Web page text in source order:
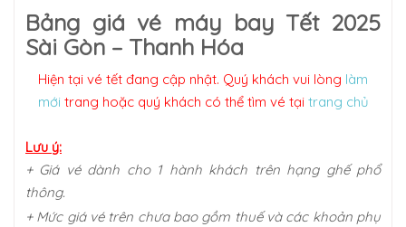
Bảng giá vé máy bay Tết 2025
Sài Gòn – Thanh Hóa
Hiện tại vé tết đang cập nhật. Quý khách vui lòng làm
mới trang hoặc quý khách có thể tìm vé tại trang chủ
Lưu ý:
+ Giá vé dành cho 1 hành khách trên hạng ghế phổ
thông.
+ Mức giá vé trên chưa bao gồm thuế và các khoản phụ